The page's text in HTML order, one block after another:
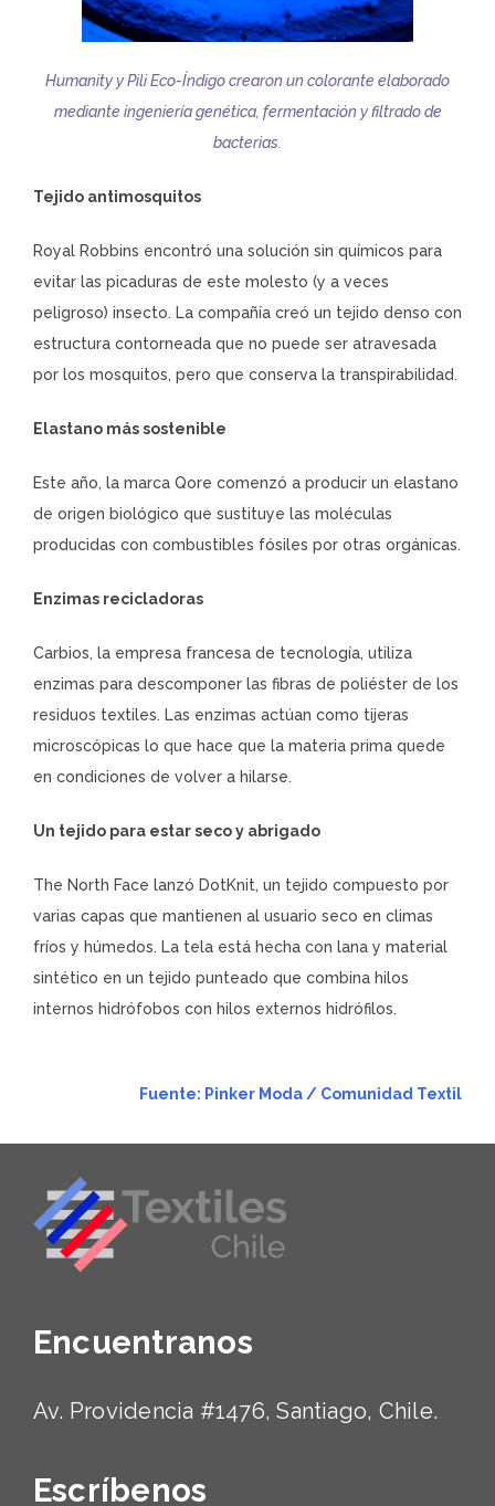
Humanity y Pili Eco-Índigo crearon un colorante elaborado
mediante ingeniería genética, fermentación y filtrado de
bacterias.
Tejido antimosquitos
Royal Robbins encontró una solución sin químicos para
evitar las picaduras de este molesto (y a veces
peligroso) insecto. La compañía creó un tejido denso con
estructura contorneada que no puede ser atravesada
por los mosquitos, pero que conserva la transpirabilidad.
Elastano más sostenible
Este año, la marca Qore comenzó a producir un elastano
de origen biológico que sustituye las moléculas
producidas con combustibles fósiles por otras orgánicas.
Enzimas recicladoras
Carbios, la empresa francesa de tecnología, utiliza
enzimas para descomponer las fibras de poliéster de los
residuos textiles. Las enzimas actúan como tijeras
microscópicas lo que hace que la materia prima quede
en condiciones de volver a hilarse.
Un tejido para estar seco y abrigado
The North Face lanzó DotKnit, un tejido compuesto por
varias capas que mantienen al usuario seco en climas
fríos y húmedos. La tela está hecha con lana y material
sintético en un tejido punteado que combina hilos
internos hidrófobos con hilos externos hidrófilos.
Fuente: Pinker Moda / Comunidad Textil
Encuentranos
Av. Providencia #1476, Santiago, Chile.
Escríbenos